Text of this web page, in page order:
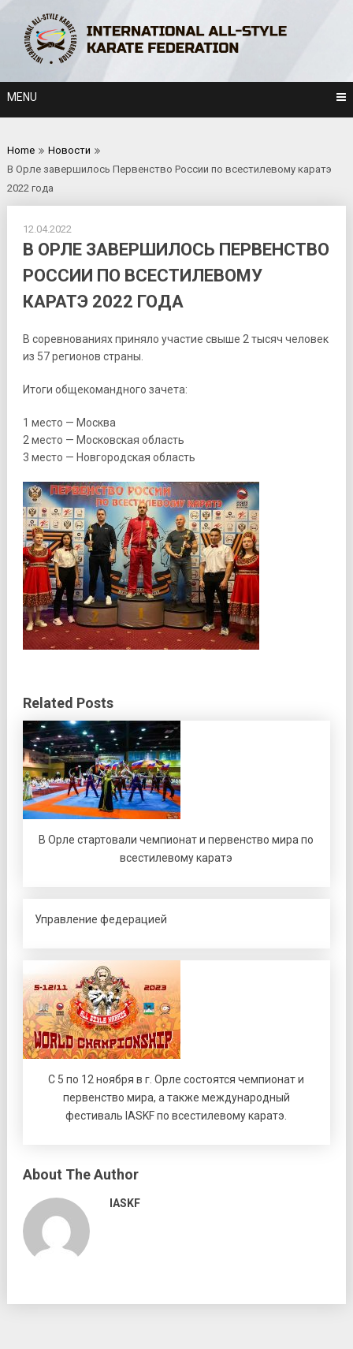
content
MENU
Home
Новости
В Орле завершилось Первенство России по всестилевому каратэ
2022 года
12.04.2022
В ОРЛЕ ЗАВЕРШИЛОСЬ ПЕРВЕНСТВО
РОССИИ ПО ВСЕСТИЛЕВОМУ
КАРАТЭ 2022 ГОДА
В соревнованиях приняло участие свыше 2 тысяч человек
из 57 регионов страны.
Итоги общекомандного зачета:
1 место — Москва
2 место — Московская область
3 место — Новгородская область
Related Posts
В Орле стартовали чемпионат и первенство мира по
всестилевому каратэ
Управление федерацией
С 5 по 12 ноября в г. Орле состоятся чемпионат и
первенство мира, а также международный
фестиваль IASKF по всестилевому каратэ.
About The Author
IASKF